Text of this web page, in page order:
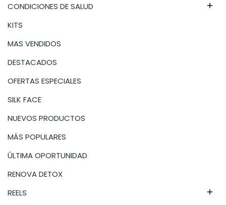
CONDICIONES DE SALUD 
KITS
MAS VENDIDOS
DESTACADOS
OFERTAS ESPECIALES
SILK FACE
NUEVOS PRODUCTOS
MÁS POPULARES
ÚLTIMA OPORTUNIDAD
RENOVA DETOX
REELS
